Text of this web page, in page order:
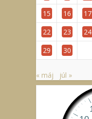
15
16 17
22
23 24
29
30
« máj júl »